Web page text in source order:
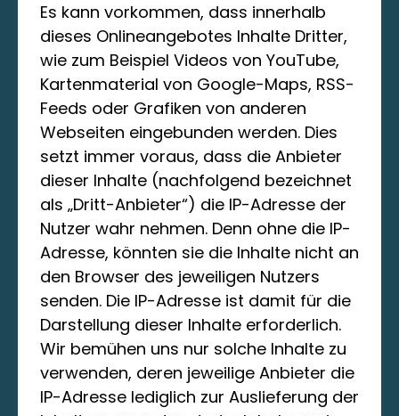
Es kann vorkommen, dass innerhalb
dieses Onlineangebotes Inhalte Dritter,
wie zum Beispiel Videos von YouTube,
Kartenmaterial von Google-Maps, RSS-
Feeds oder Grafiken von anderen
Webseiten eingebunden werden. Dies
setzt immer voraus, dass die Anbieter
dieser Inhalte (nachfolgend bezeichnet
als „Dritt-Anbieter“) die IP-Adresse der
Nutzer wahr nehmen. Denn ohne die IP-
Adresse, könnten sie die Inhalte nicht an
den Browser des jeweiligen Nutzers
senden. Die IP-Adresse ist damit für die
Darstellung dieser Inhalte erforderlich.
Wir bemühen uns nur solche Inhalte zu
verwenden, deren jeweilige Anbieter die
IP-Adresse lediglich zur Auslieferung der